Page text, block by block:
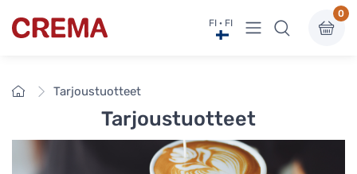
Crema FI · FI Näytä valikko
0
EtusivuTarjoustuotteet
Tarjoustuotteet